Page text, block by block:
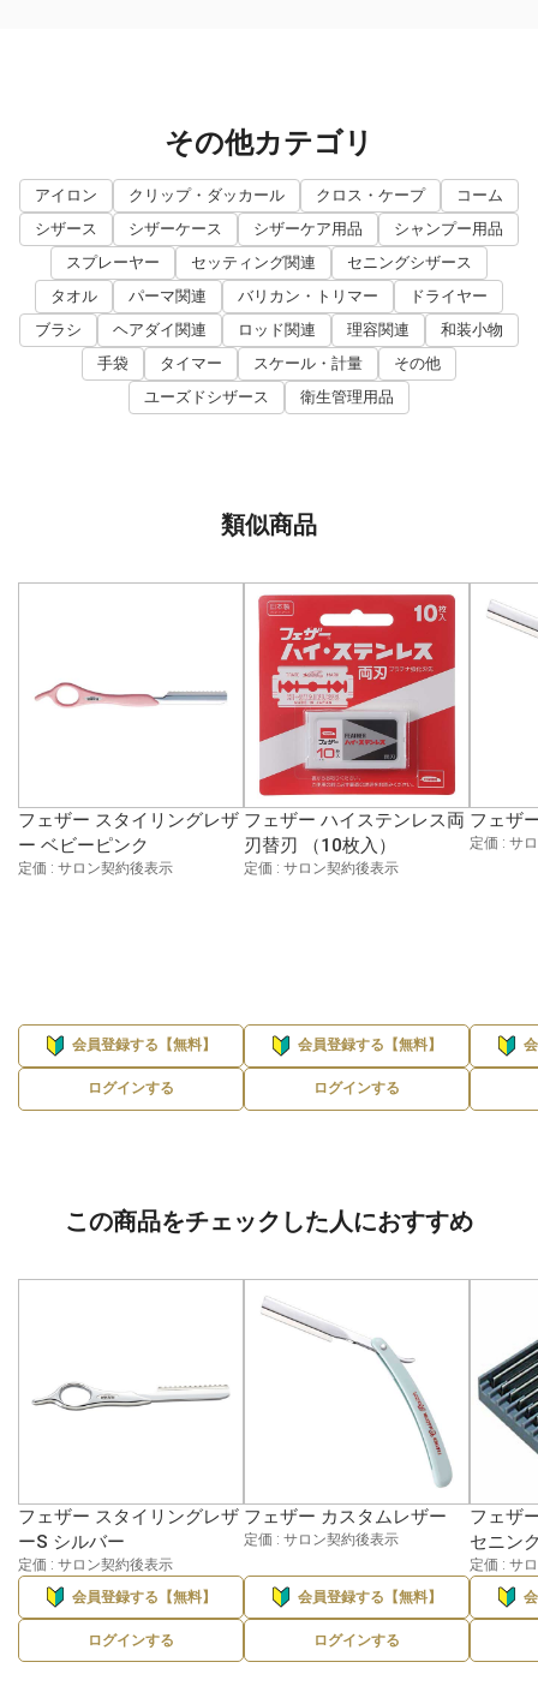
その他カテゴリ
アイロン クリップ・ダッカール クロス・ケープ
コーム
シザース
シザーケース シザーケア用品
シャンプー用品
スプレーヤー
セッティング関連
セニングシザース
タオル
パーマ関連 バリカン・トリマー
ドライヤー
ブラシ
ヘアダイ関連 ロッド関連 理容関連
和装小物
手袋
タイマー スケール・計量
その他
ユーズドシザース
衛生管理用品
類似商品
フェザー スタイリングレザ
ー ベビーピンク
定価 : サロン契約後表示
会員登録する【無料】
ログインする
フェザー ハイステンレス両
刃替刃 （10枚入）
定価 : サロン契約後表示
会員登録する【無料】
ログインする
フェザ
定価 : サ
この商品をチェックした人におすすめ
フェザー スタイリングレザ
ーS シルバー
定価 : サロン契約後表示
会員登録する【無料】
ログインする
フェザー カスタムレザー
定価 : サロン契約後表示
会員登録する【無料】
ログインする
フェザ
セニン
定価 : サ